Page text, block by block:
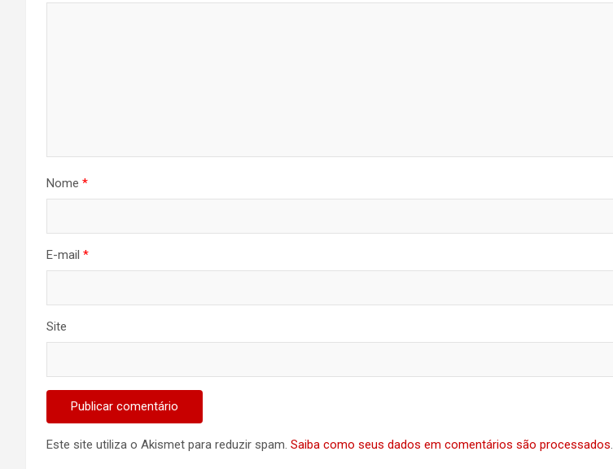
Nome *
E-mail *
Site
Este site utiliza o Akismet para reduzir spam. Saiba como seus dados em comentários são processados.